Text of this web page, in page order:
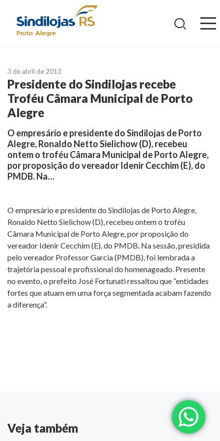
3 de abril de 2013
Presidente do Sindilojas recebe
Troféu Câmara Municipal de Porto
Alegre
O empresário e presidente do Sindilojas de Porto
Alegre, Ronaldo Netto Sielichow (D), recebeu
ontem o troféu Câmara Municipal de Porto Alegre,
por proposição do vereador Idenir Cecchim (E), do
PMDB. Na…
O empresário e presidente do Sindilojas de Porto Alegre,
Ronaldo Netto Sielichow (D), recebeu ontem o troféu
Câmara Municipal de Porto Alegre, por proposição do
vereador Idenir Cecchim (E), do PMDB. Na sessão, presidida
pelo vereador Professor Garcia (PMDB), foi lembrada a
trajetória pessoal e profissional do homenageado. Presente
no evento, o prefeito José Fortunati ressaltou que “entidades
fortes que atuam em uma força segmentada acabam fazendo
a diferença”.
Veja também